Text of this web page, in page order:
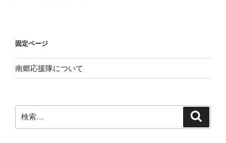
ン
固定ページ
南郷応援隊について
索: